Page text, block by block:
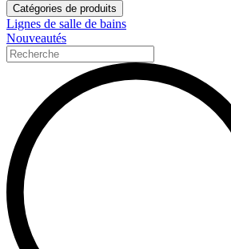
Catégories de produits
Lignes de salle de bains
Nouveautés